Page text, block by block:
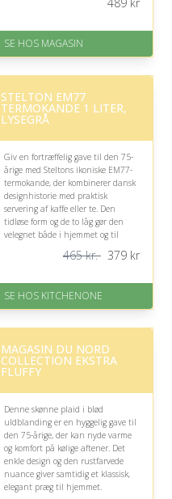
På lager
Levering: 1-3 dage
af 5
SE HOS MAGASIN
STELTON EM77
TERMOKANDE 1 LITER,
LYSEGRÅ
Giv en fortræffelig gave til den 75-
årige med Steltons ikoniske EM77-
termokande, der kombinerer dansk
designhistorie med praktisk
servering af kaffe eller te. Den
tidløse form og de to låg gør den
velegnet både i hjemmet og til
Fremragende Trustpilot rating
Nedsat: 19% (Normalpris: 465
465 kr. 379kr
SE HOS KITCHENONE
MAGASIN DU NORD
COLLECTION EKSTRA
FLUFFY
Denne skønne plaid i blød
uldblanding er en hyggelig gave til
den 75-årige, der kan nyde varme
og komfort på kølige aftener. Det
enkle design og den rustfarvede
nuance giver samtidig et klassisk,
elegant præg til hjemmet.